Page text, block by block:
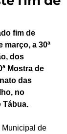
março, a 30ª
dos
Mostra de
das
no
Tábua.
Municipal de